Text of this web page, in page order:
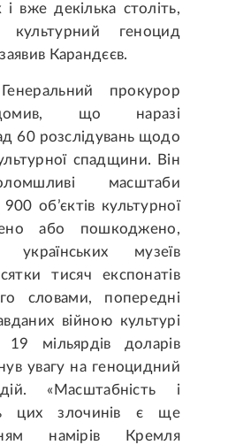
і вже декілька століть,
культурний геноцид
Карандєєв.
прокурор
що наразі
60 розслідувань щодо
спадщини. Він
масштаби
об’єктів культурної
або пошкоджено,
музеїв
тисяч експонатів
словами, попередні
війною культурі
19 мільярдів доларів
увагу на геноцидний
«Масштабність і
цих злочинів є ще
намірів Кремля